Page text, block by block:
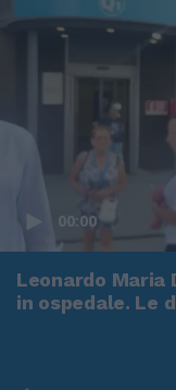
00:00
Leonardo Maria
in ospedale. Le